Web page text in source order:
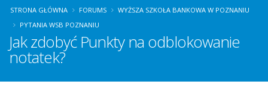
STRONA GŁÓWNA FORUMS
WYŻSZA SZKOŁA BANKOWA W POZNANIU
PYTANIA WSB POZNANIU
Jak zdobyć Punkty na odblokowanie
notatek?